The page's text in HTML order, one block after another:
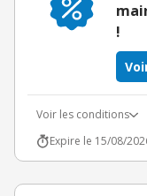
!
Voir les conditions
Expire le 15/08/